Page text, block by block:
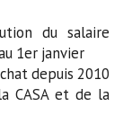
du salaire
1er janvier
depuis 2010
CASA et de la